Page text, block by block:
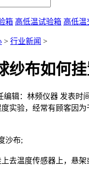
箱 高低温试验箱 高低温
> 行业新闻 >
纱布如何
编辑：林频仪器 发表时
实验，经常有顾客因
沙布;
温度传感器上，悬架